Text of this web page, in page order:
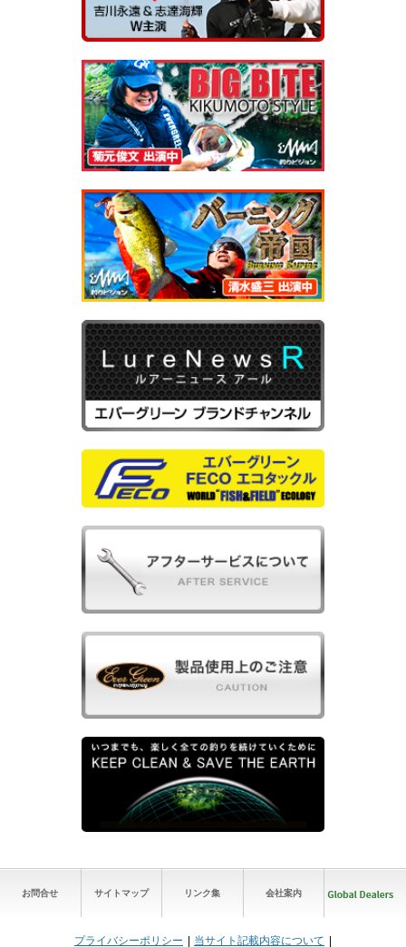
お問合せ サイトマップ リンク集 会社案内
プライバシーポリシー 当サイト記載内容について